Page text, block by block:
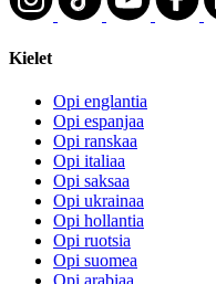
Kielet
Opi englantia
Opi espanjaa
Opi ranskaa
Opi italiaa
Opi saksaa
Opi ukrainaa
Opi hollantia
Opi ruotsia
Opi suomea